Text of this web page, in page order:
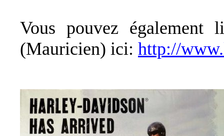
Vous pouvez
(Mauricien) ici: http://